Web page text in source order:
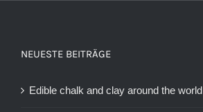
NEUESTE BEITRÄGE
Edible chalk and clay around the world